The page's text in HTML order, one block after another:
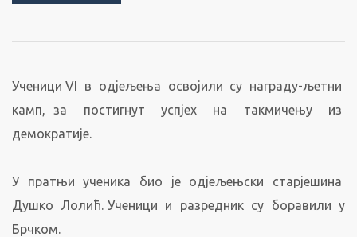
Ученици VI в одјељења освојили су награду-љетни
камп, за постигнут успјех на такмичењу из
демократије.
У пратњи ученика био је одјељењски старјешина
Душко Лолић. Ученици и разредник су боравили у
Брчком.